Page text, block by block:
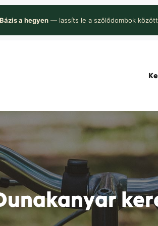
Bázis a hegyen — lassíts le a szőlődombok